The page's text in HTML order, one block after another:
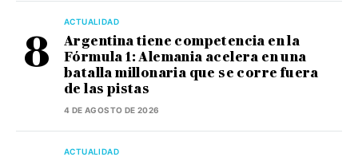
ACTUALIDAD
Argentina tiene competencia en la
Fórmula 1: Alemania acelera en una
batalla millonaria que se corre fuera
de las pistas
4 DE AGOSTO DE 2026
ACTUALIDAD